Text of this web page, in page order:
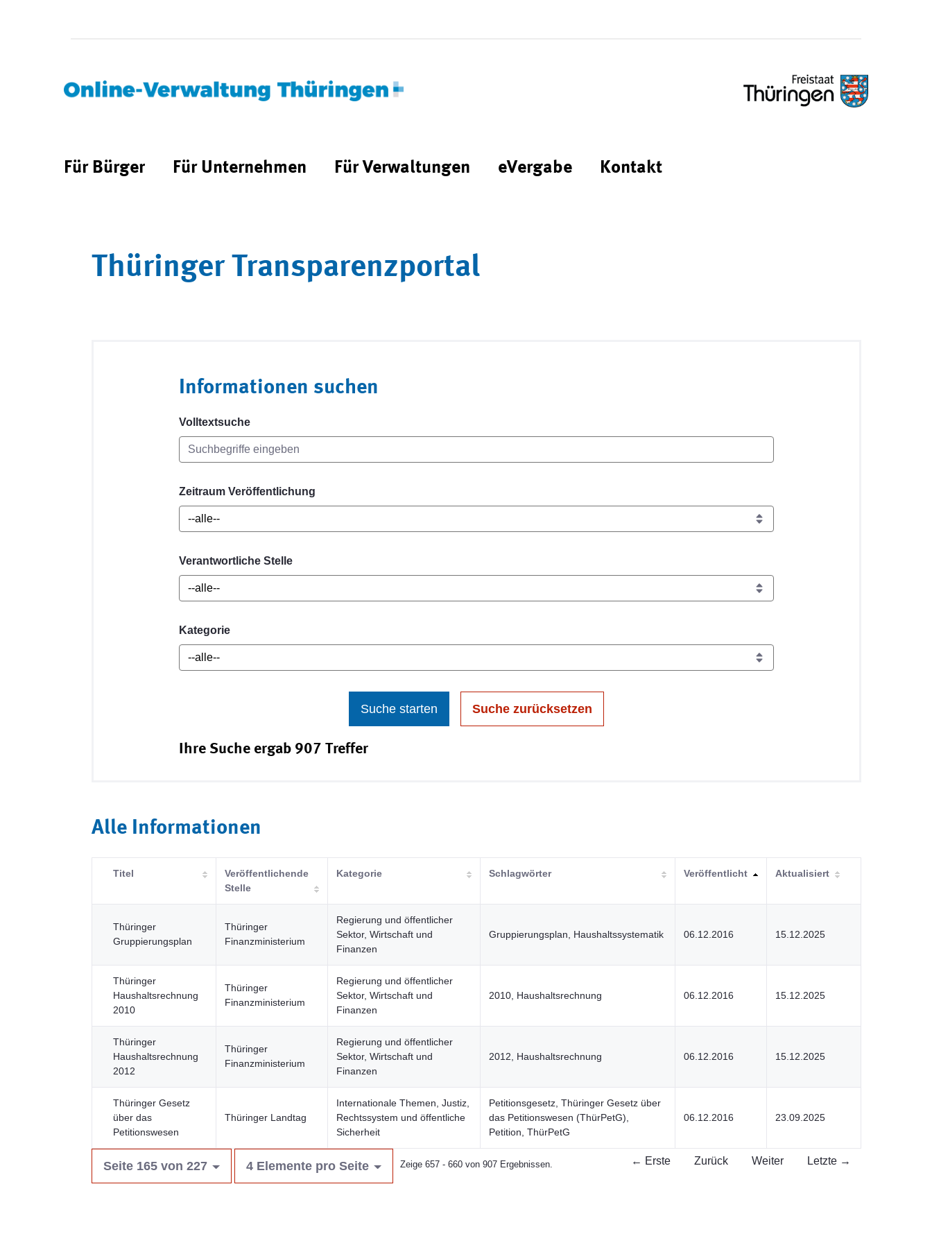
Für Bürger Für Unternehmen Für Verwaltungen eVergabe Kontakt
Thüringer Transparenzportal
Informationen suchen
Volltextsuche
Zeitraum Veröffentlichung
Verantwortliche Stelle
Kategorie
Suche starten Suche zurücksetzen
Ihre Suche ergab 907 Treffer
Alle Informationen
Titel
Veröffentlichende
Stelle
Kategorie Schlagwörter Veröffentlicht Aktualisiert
Thüringer
Gruppierungsplan
Thüringer
Finanzministerium
Regierung und öffentlicher
Sektor, Wirtschaft und
Finanzen
Gruppierungsplan, Haushaltssystematik 06.12.2016 15.12.2025
Thüringer
Haushaltsrechnung
2010
Thüringer
Finanzministerium
Regierung und öffentlicher
Sektor, Wirtschaft und
Finanzen
2010, Haushaltsrechnung 06.12.2016 15.12.2025
Thüringer
Haushaltsrechnung
2012
Thüringer
Finanzministerium
Regierung und öffentlicher
Sektor, Wirtschaft und
Finanzen
2012, Haushaltsrechnung 06.12.2016 15.12.2025
Thüringer Gesetz
über das
Petitionswesen
Thüringer Landtag
Internationale Themen, Justiz,
Rechtssystem und öffentliche
Sicherheit
Petitionsgesetz, Thüringer Gesetz über
das Petitionswesen (ThürPetG),
Petition, ThürPetG
06.12.2016 23.09.2025
Seite 165 von 227 4 Elemente pro Seite Zeige 657 - 660 von 907 Ergebnissen. ← Erste Zurück Weiter Letzte →